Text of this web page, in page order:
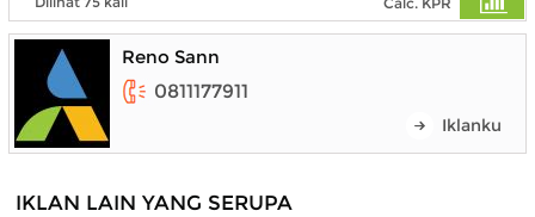
Reno Sann
0811177911
Iklanku
IKLAN LAIN YANG SERUPA